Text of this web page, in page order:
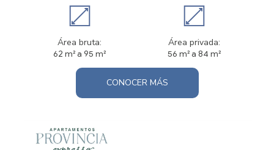
Área bruta:
62 m² a 95 m²
Área privada:
56 m² a 84 m²
CONOCER MÁS